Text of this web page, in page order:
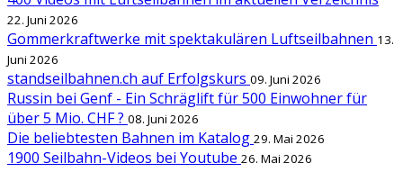
22. Juni 2026
Gommerkraftwerke mit spektakulären Luftseilbahnen 13.
Juni 2026
standseilbahnen.ch auf Erfolgskurs 09. Juni 2026
Russin bei Genf - Ein Schräglift für 500 Einwohner für
über 5 Mio. CHF ? 08. Juni 2026
Die beliebtesten Bahnen im Katalog 29. Mai 2026
1900 Seilbahn-Videos bei Youtube 26. Mai 2026